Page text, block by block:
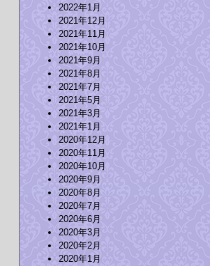
2022年1月
2021年12月
2021年11月
2021年10月
2021年9月
2021年8月
2021年7月
2021年5月
2021年3月
2021年1月
2020年12月
2020年11月
2020年10月
2020年9月
2020年8月
2020年7月
2020年6月
2020年3月
2020年2月
2020年1月